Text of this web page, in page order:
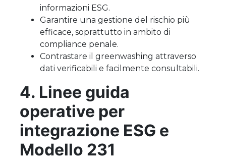
informazioni ESG.
Garantire una gestione del rischio più
efficace, soprattutto in ambito di
compliance penale.
Contrastare il greenwashing attraverso
dati verificabili e facilmente consultabili.
4. Linee guida
operative per
integrazione ESG e
Modello 231